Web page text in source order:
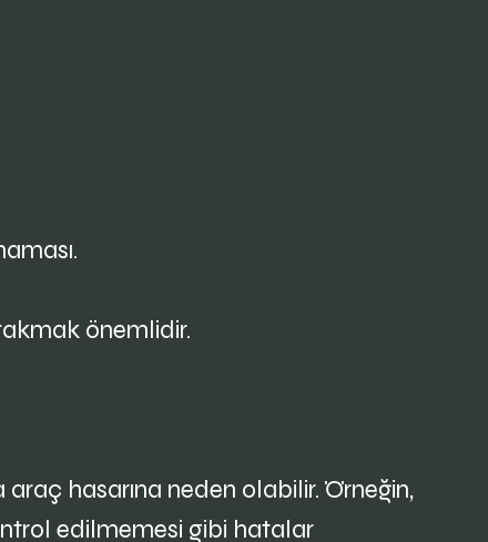
önemlidir.
araç hasarına neden olabilir. Örneğin,
edilmemesi gibi hatalar